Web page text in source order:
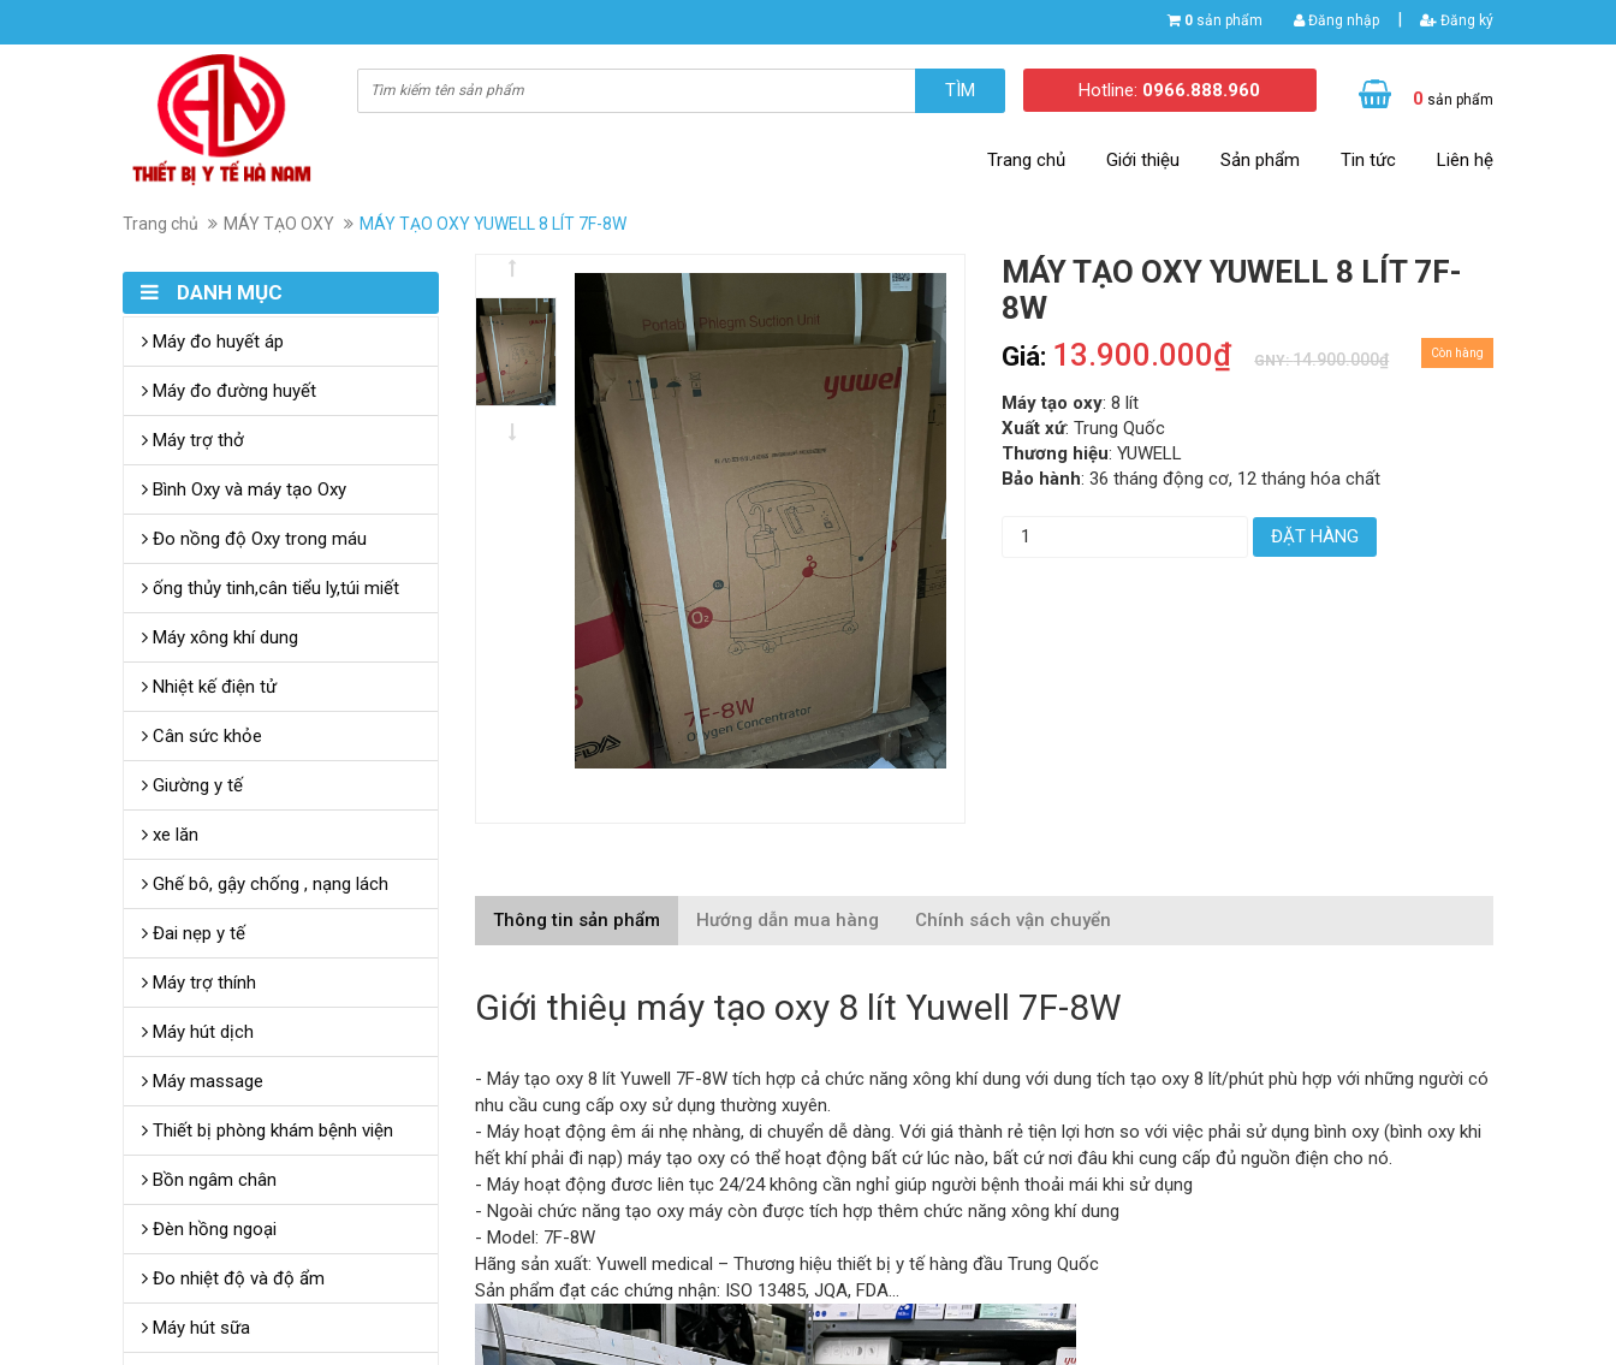
0 sản phẩm Đăng nhập | Đăng ký
TÌM Hotline: 0966.888.960 0 sản phẩm
Trang chủ Giới thiệu Sản phẩm Tin tức Liên hệ
Trang chủ MÁY TẠO OXY MÁY TẠO OXY YUWELL 8 LÍT 7F-8W
MÁY TẠO OXY YUWELL 8 LÍT 7F-
8W
Giá: 13.900.000₫ GNY:14.900.000₫ Còn hàng
Máy tạo oxy: 8 lít
Xuất xứ: Trung Quốc
Thương hiệu: YUWELL
Bảo hành: 36 tháng động cơ, 12 tháng hóa chất
ĐẶT HÀNG
Thông tin sản phẩm Hướng dẫn mua hàng Chính sách vận chuyển
Giới thiêụ máy tạo oxy 8 lít Yuwell 7F-8W
- Máy tạo oxy 8 lít Yuwell 7F-8W tích hợp cả chức năng xông khí dung với dung tích tạo oxy 8 lít/phút phù hợp với những người có
nhu cầu cung cấp oxy sử dụng thường xuyên.
- Máy hoạt động êm ái nhẹ nhàng, di chuyển dễ dàng. Với giá thành rẻ tiện lợi hơn so với việc phải sử dụng bình oxy (bình oxy khi
hết khí phải đi nạp) máy tạo oxy có thể hoạt động bất cứ lúc nào, bất cứ nơi đâu khi cung cấp đủ nguồn điện cho nó.
- Máy hoạt động đươc liên tục 24/24 không cần nghỉ giúp người bệnh thoải mái khi sử dụng
- Ngoài chức năng tạo oxy máy còn được tích hợp thêm chức năng xông khí dung
- Model: 7F-8W
Hãng sản xuất: Yuwell medical – Thương hiệu thiết bị y tế hàng đầu Trung Quốc
Sản phẩm đạt các chứng nhận: ISO 13485, JQA, FDA…
DANH MỤC
Máy đo huyết áp
Máy đo đường huyết
Máy trợ thở
Bình Oxy và máy tạo Oxy
Đo nồng độ Oxy trong máu
ống thủy tinh,cân tiểu ly,túi miết
Máy xông khí dung
Nhiệt kế điện tử
Cân sức khỏe
Giường y tế
xe lăn
Ghế bô, gậy chống , nạng lách
Đai nẹp y tế
Máy trợ thính
Máy hút dịch
Máy massage
Thiết bị phòng khám bệnh viện
Bồn ngâm chân
Đèn hồng ngoại
Đo nhiệt độ và độ ẩm
Máy hút sữa